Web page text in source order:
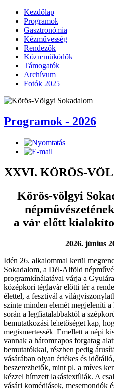
Kezdőlap
Programok
Gasztronómia
Kézművesség
Rendezők
Közreműködők
Támogatók
Archívum
Fotók 2025
Programok - 2026
XXVI. KÖRÖS-
Körös-völgyi
a vár előtt
2026. június
Idén 26. alkalommal kerül
Sokadalom, a Dél-Alföld
programkínálatával várja a
középkori téglavár előtti tér a
élettel, a fesztivál a
szinte minden elemét megjeleníti
során a legfiatalabbaktól a
bemutatkozási lehetőséget kap,
megismertessék. Emellett a népi
vannak a háromnapos forgatag
bemutatókkal, részben pedig
vásárában olyan értékes és
beszerezhetők, mint pl. a míves
kézzel hímzett lakástextíliák. A
vásári komédiások, mesemondók